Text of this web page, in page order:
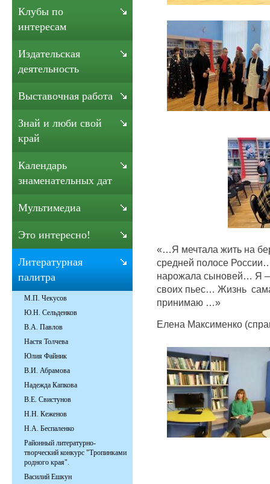
«…Я мечтала жить на
средней полосе
нарожала сыновей… Я –
своих пьес… Жизнь
принимаю …»
Елена Максименко
Клубы по
интересам
Издательская
деятельность
Выставочная работа
Знай и люби свой
край
Календарь
знаменательных дат
Мультимедиа
Это интересно!
Литературная
палитра
М.П. Чекусов
Ю.Н. Сельденков
В.А. Павлов
Настя Толчева
Юлия Файник
В.И. Абрамова
Надежда Капкова
В.Е. Свистунов
Н.Н. Кеженов
Н.А. Беспаленко
Районный литературно-
творческий конкурс "Тропинками
родного края".
Василий Ешкун